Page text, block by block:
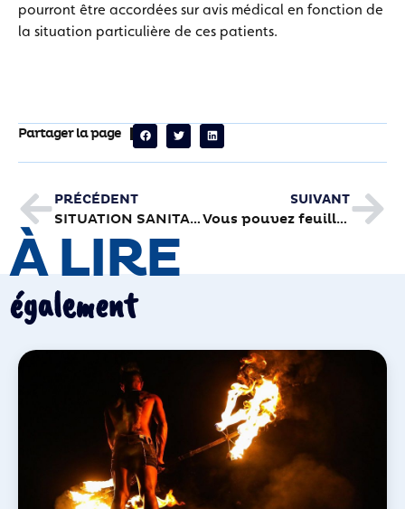
pourront être accordées sur avis médical en fonction de
la situation particulière de ces patients.
Partager la page
PRÉCÉDENT
SITUATION SANITAIRE : MESURES RENFORCÉES
SUIVANT
Vous pouvez feuilleter en ligne votre premier Brivemag’ de l’année
À LIRE
également